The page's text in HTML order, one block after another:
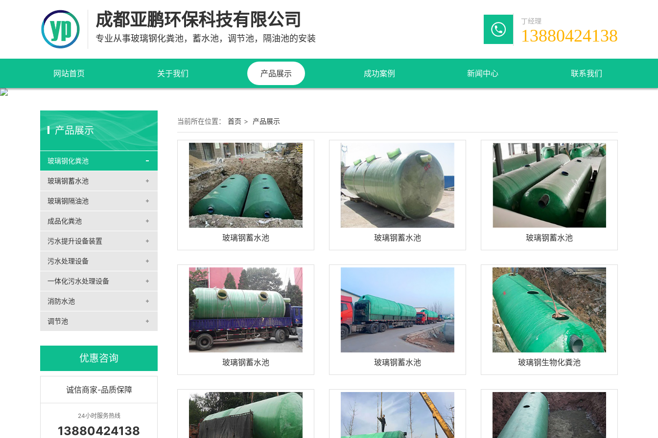
成都亚鹏环保科技有限公司
专业从事玻璃钢化粪池，蓄水池，调节池，隔油池的安装
丁经理
13880424138
网站首页 关于我们 产品展示
玻璃钢隔油池
成品化粪池
污水提升设备装置
污水处理设备
一体化污水处理设备
消防水池
调节池
成功案例 新闻中心 联系我们
产品展示
玻璃钢化粪池
玻璃钢蓄水池
玻璃钢隔油池
成品化粪池
污水提升设备装置
污水处理设备
一体化污水处理设备
消防水池
调节池
优惠咨询
诚信商家-品质保障
24小时服务热线
13880424138
当前所在位置： 首页 > 产品展示
玻璃钢蓄水池 玻璃钢蓄水池 玻璃钢蓄水池
玻璃钢蓄水池 玻璃钢蓄水池 玻璃钢生物化粪池